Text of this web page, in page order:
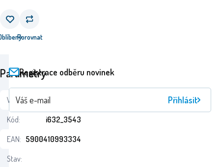
Porovnat
Parametry
Výrobce:
Jumi
Kód:
i632_3543
EAN: 5900410993334
Stav:
Registrace odběru novinek
Přihlásit